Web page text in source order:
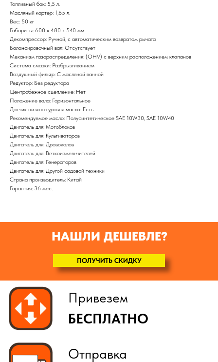
Топливный бак: 5,5 л.
Масляный картер: 1,65 л.
Вес: 50 кг
Габариты: 600 x 480 x 540 мм
Декомпрессор: Ручной, с автоматическим возвратом рычага
Балансировочный вал: Отсутствует
Механизм газораспределения: (OHV) с верхним расположением клапанов
Система смазки: Разбрызгиванием
Воздушный фильтр: С масляной ванной
Редуктор: Без редуктора
Центробежное сцепление: Нет
Положение вала: Горизонтальное
Датчик низкого уровня масла: Есть
Рекомендуемое масло: Полусинтетическое SAE 10W30, SAE 10W40
Двигатель для: Мотоблоков
Двигатель для: Культиваторов
Двигатель для: Дровоколов
Двигатель для: Веткоизмельчителей
Двигатель для: Генераторов
Двигатель для: Другой садовой техники
Страна производитель: Китай
Гарантия: 36 мес.
НАШЛИ ДЕШЕВЛЕ?
ПОЛУЧИТЬ СКИДКУ
Отправка
БЕЗ предоплаты
Привезем
БЕСПЛАТНО
Соберем мотоблок
(по желанию